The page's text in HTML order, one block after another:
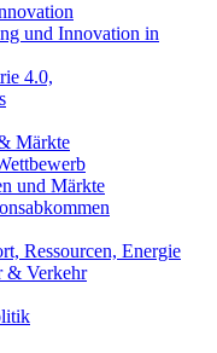
und Innovation in
4.0,
Märkte
und Märkte
Ressourcen, Energie
& Verkehr